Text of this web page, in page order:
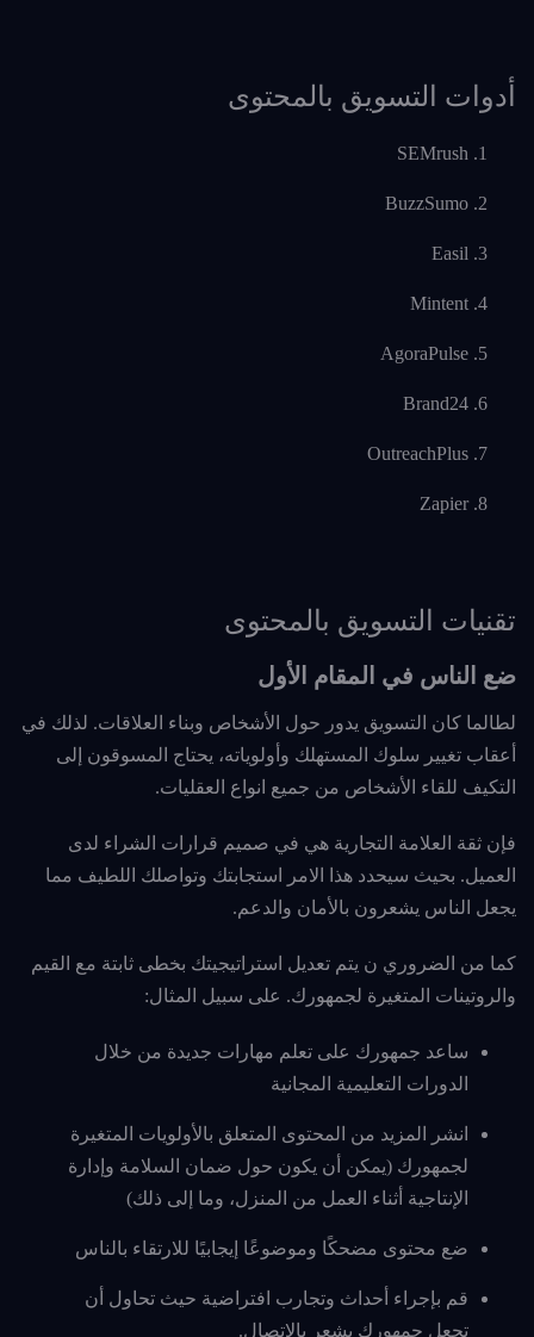
أدوات التسويق بالمحتوى
SEMrush
BuzzSumo
Easil
Mintent
AgoraPulse
Brand24
OutreachPlus
Zapier
تقنيات التسويق بالمحتوى
ضع الناس في المقام الأول
لطالما كان التسويق يدور حول الأشخاص وبناء العلاقات. لذلك في
أعقاب تغيير سلوك المستهلك وأولوياته، يحتاج المسوقون إلى
التكيف للقاء الأشخاص من جميع انواع العقليات.
فإن ثقة العلامة التجارية هي في صميم قرارات الشراء لدى
العميل. بحيث سيحدد هذا الامر استجابتك وتواصلك اللطيف مما
يجعل الناس يشعرون بالأمان والدعم.
كما من الضروري ن يتم تعديل استراتيجيتك بخطى ثابتة مع القيم
والروتينات المتغيرة لجمهورك. على سبيل المثال:
ساعد جمهورك على تعلم مهارات جديدة من خلال
الدورات التعليمية المجانية
انشر المزيد من المحتوى المتعلق بالأولويات المتغيرة
لجمهورك (يمكن أن يكون حول ضمان السلامة وإدارة
الإنتاجية أثناء العمل من المنزل، وما إلى ذلك)
ضع محتوى مضحكًا وموضوعًا إيجابيًا للارتقاء بالناس
قم بإجراء أحداث وتجارب افتراضية حيث تحاول أن
تجعل جمهورك يشعر بالاتصال.